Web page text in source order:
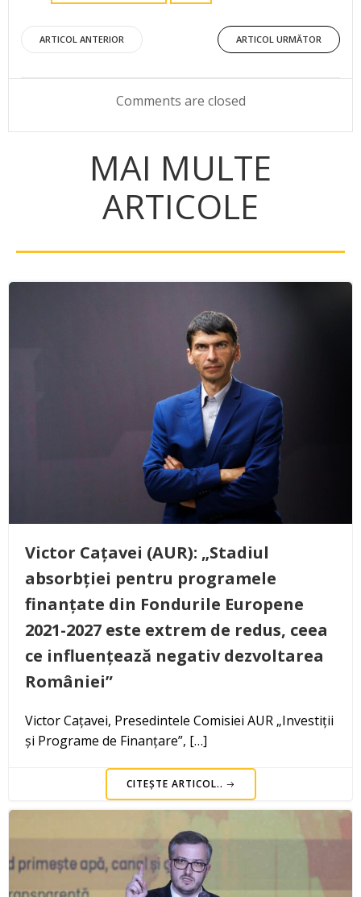
Post
navigation
ARTICOL ANTERIOR
Post
navigation
ARTICOL URMĂTOR
Comments are closed
MAI MULTE
ARTICOLE
Victor Cațavei (AUR): „Stadiul
absorbției pentru programele
finanțate din Fondurile Europene
2021-2027 este extrem de redus, ceea
ce influențează negativ dezvoltarea
României”
Victor Cațavei, Presedintele Comisiei AUR „Investiții
și Programe de Finanțare”, […]
CITEȘTE ARTICOL..